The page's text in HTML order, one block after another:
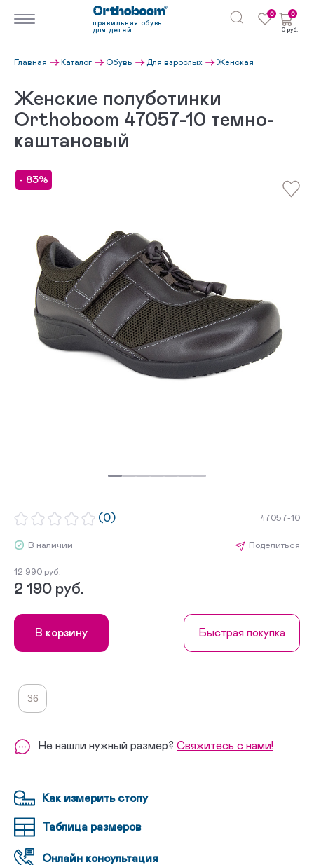
правильная обувь
для детей
0 0
0 руб.
Главная Каталог Обувь Для взрослых Женская
Женские полуботинки
Orthoboom 47057-10 темно-
каштановый
- 83%
(0) 47057-10
В наличии Поделиться
12 990 руб.
2 190 руб.
В корзину Быстрая покупка
36
Не нашли нужный размер? Свяжитесь с нами!
Как измерить стопу
Таблица размеров
Онлайн консультация